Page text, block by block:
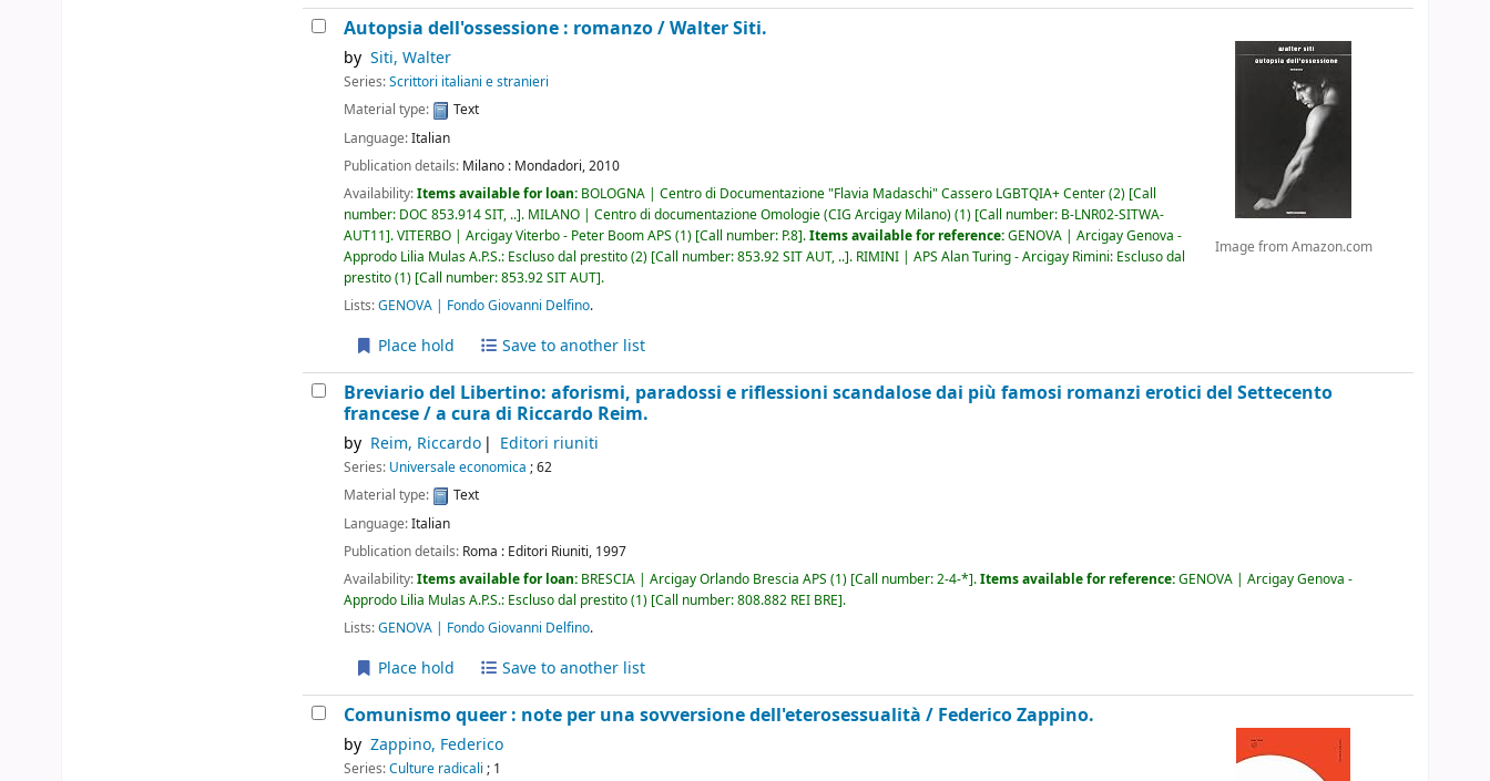
Image from Amazon.com
Autopsia dell'ossessione : romanzo /Walter Siti.
by Siti, Walter
Series:Scrittori italiani e stranieri
Material type:
Text
Language:Italian
Publication details: Milano : Mondadori,2010
Availability:Items available for loan: BOLOGNA | Centro di Documentazione "Flavia Madaschi" Cassero LGBTQIA+ Center(2) Call
number: DOC 853.914 SIT, .. . MILANO | Centro di documentazione Omologie (CIG Arcigay Milano)(1) Call number: B-LNR02-SITWA-
AUT11 .VITERBO | Arcigay Viterbo - Peter Boom APS (1) Call number: P.8 .Items available for reference:GENOVA | Arcigay Genova -
Approdo Lilia Mulas A.P.S.: Escluso dal prestito(2) Call number:853.92 SIT AUT, .. . RIMINI | APS Alan Turing - Arcigay Rimini: Escluso dal
prestito(1) Call number:853.92 SIT AUT .
Lists:GENOVA | Fondo Giovanni Delfino.
Place hold Save to another list
Breviario del Libertino: aforismi, paradossi e riflessioni scandalose dai più famosi romanzi erotici del Settecento
francese /a cura di Riccardo Reim.
by Reim, Riccardo Editori riuniti
Series: Universale economica ; 62
Material type:
Text
Language:Italian
Publication details: Roma : Editori Riuniti, 1997
Availability:Items available for loan: BRESCIA | Arcigay Orlando Brescia APS (1) Call number:2-4-* .Items available for reference:GENOVA | Arcigay Genova -
Approdo Lilia Mulas A.P.S.: Escluso dal prestito(1) Call number:808.882 REI BRE .
Lists:GENOVA | Fondo Giovanni Delfino.
Place hold Save to another list
Comunismo queer : note per una sovversione dell'eterosessualità / Federico Zappino.
by Zappino, Federico
Series:Culture radicali ; 1